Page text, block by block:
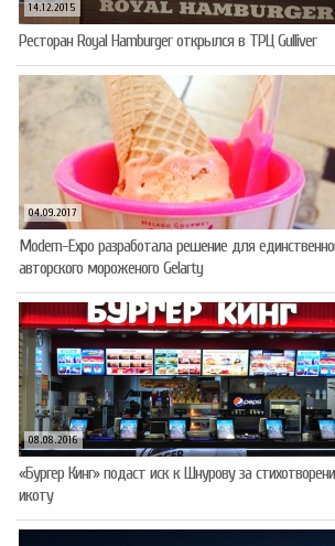
14.12.2015
Ресторан Royal Hamburger открылся в ТРЦ Gulliver
04.09.2017
Modern-Expo разработала решение для
авторского мороженого Gelarty
08.08.2016
«Бургер Кинг» подаст иск к Шнурову за
икоту